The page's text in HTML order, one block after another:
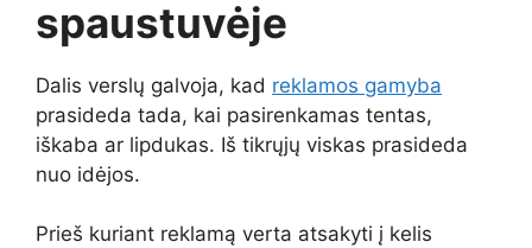
spaustuvėje
Dalis verslų galvoja, kad reklamos gamyba
prasideda tada, kai pasirenkamas tentas,
iškaba ar lipdukas. Iš tikrųjų viskas prasideda
nuo idėjos.
Prieš kuriant reklamą verta atsakyti į kelis